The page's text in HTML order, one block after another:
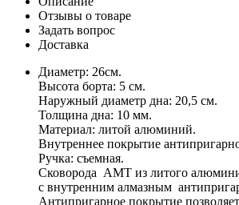
Отзывы о товаре
Задать вопрос
Доставка
Диаметр: 26см.
Высота борта: 5 см.
Наружный диаметр дна: 20,5 см.
Толщина дна: 10 мм.
Материал: литой алюминий.
Внутреннее покрытие
Ручка: съемная.
Сковорода AMT из литого
с внутренним алмазным
Антипригарное покрытие